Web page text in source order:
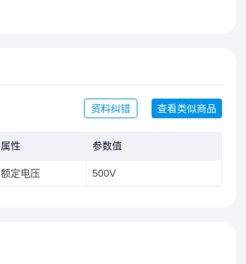
资料纠错 查看类似商品
属性 参数值
额定电压 500V